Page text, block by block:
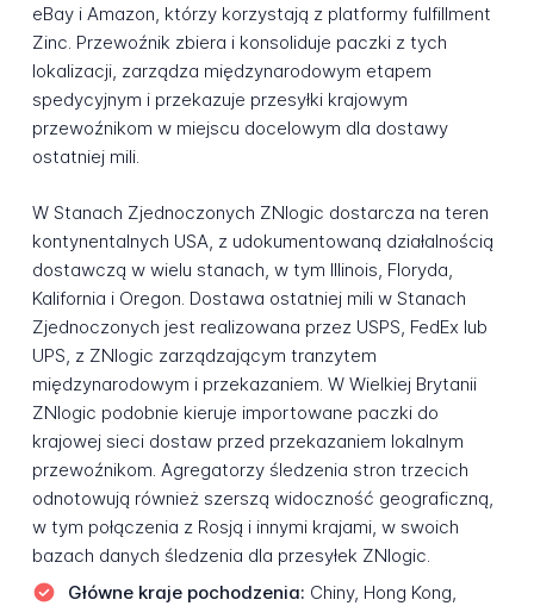
eBay i Amazon, którzy korzystają z platformy fulfillment
Zinc. Przewoźnik zbiera i konsoliduje paczki z tych
lokalizacji, zarządza międzynarodowym etapem
spedycyjnym i przekazuje przesyłki krajowym
przewoźnikom w miejscu docelowym dla dostawy
ostatniej mili.
W Stanach Zjednoczonych ZNlogic dostarcza na teren
kontynentalnych USA, z udokumentowaną działalnością
dostawczą w wielu stanach, w tym Illinois, Floryda,
Kalifornia i Oregon. Dostawa ostatniej mili w Stanach
Zjednoczonych jest realizowana przez USPS, FedEx lub
UPS, z ZNlogic zarządzającym tranzytem
międzynarodowym i przekazaniem. W Wielkiej Brytanii
ZNlogic podobnie kieruje importowane paczki do
krajowej sieci dostaw przed przekazaniem lokalnym
przewoźnikom. Agregatorzy śledzenia stron trzecich
odnotowują również szerszą widoczność geograficzną,
w tym połączenia z Rosją i innymi krajami, w swoich
bazach danych śledzenia dla przesyłek ZNlogic.
Główne kraje pochodzenia: Chiny, Hong Kong,